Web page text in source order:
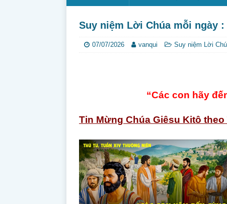
Suy niệm Lời Chúa mỗi ngày :
07/07/2026 vanqui Suy niệm Lời
“Các con hãy
Tin Mừng Chúa Giêsu Kitô